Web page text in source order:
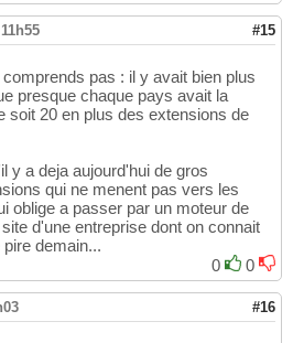
#15
pas : il y avait bien plus
presque chaque pays avait la
soit 20 en plus des extensions de
y a deja aujourd'hui de gros
qui ne menent pas vers les
oblige a passer par un moteur de
d'une entreprise dont on connait
demain...
0
0
#16